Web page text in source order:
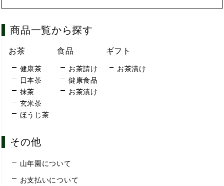
商品一覧から探す
お茶
健康茶
日本茶
抹茶
玄米茶
ほうじ茶
食品
お茶請け
健康食品
お茶漬け
ギフト
お茶漬け
その他
山年園について
お支払いについて